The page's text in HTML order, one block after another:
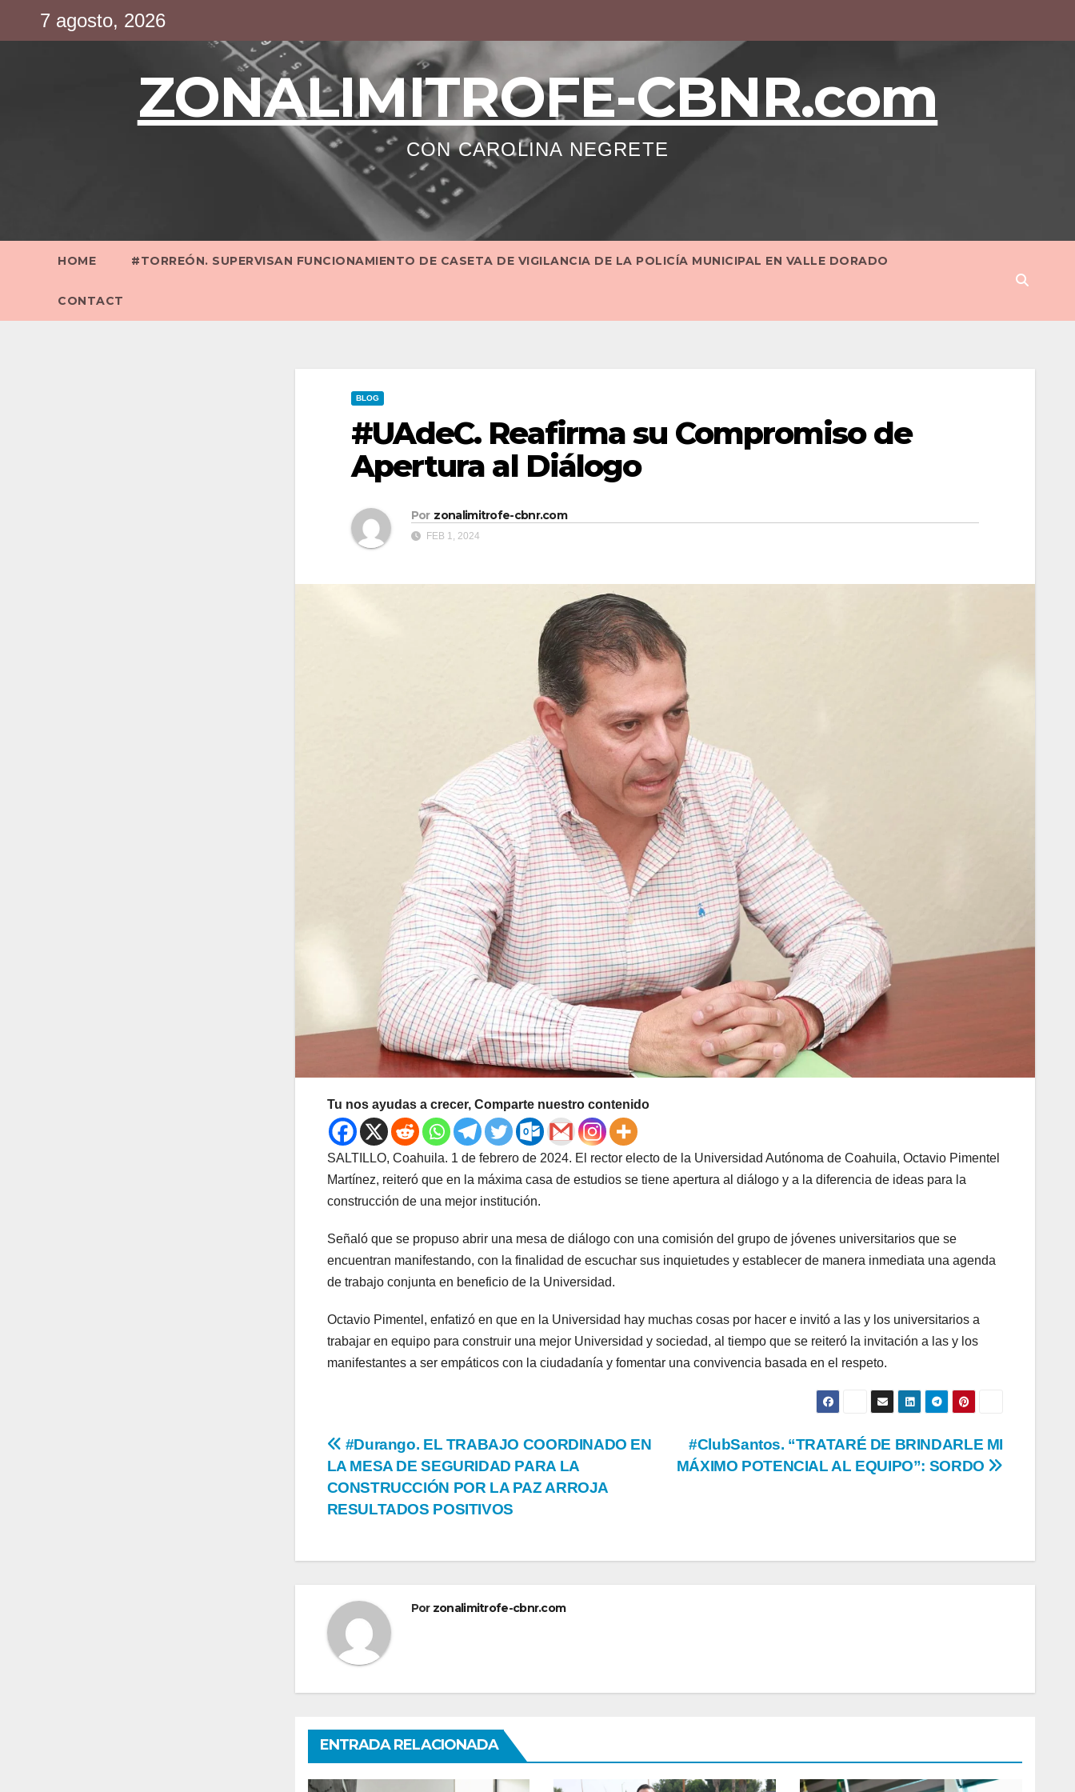
7 agosto, 2026
ZONALIMITROFE-CBNR.com
CON CAROLINA NEGRETE
HOME #TORREÓN. SUPERVISAN FUNCIONAMIENTO DE CASETA DE VIGILANCIA DE LA POLICÍA MUNICIPAL EN VALLE DORADO
CONTACT
BLOG
#UAdeC. Reafirma su Compromiso de
Apertura al Diálogo
Por zonalimitrofe-cbnr.com
FEB 1, 2024
Tu nos ayudas a crecer, Comparte nuestro contenido
SALTILLO, Coahuila. 1 de febrero de 2024. El rector electo de la Universidad Autónoma de Coahuila, Octavio Pimentel
Martínez, reiteró que en la máxima casa de estudios se tiene apertura al diálogo y a la diferencia de ideas para la
construcción de una mejor institución.
Señaló que se propuso abrir una mesa de diálogo con una comisión del grupo de jóvenes universitarios que se
encuentran manifestando, con la finalidad de escuchar sus inquietudes y establecer de manera inmediata una agenda
de trabajo conjunta en beneficio de la Universidad.
Octavio Pimentel, enfatizó en que en la Universidad hay muchas cosas por hacer e invitó a las y los universitarios a
trabajar en equipo para construir una mejor Universidad y sociedad, al tiempo que se reiteró la invitación a las y los
manifestantes a ser empáticos con la ciudadanía y fomentar una convivencia basada en el respeto.
Navegación
de
entradas
#ClubSantos. “TRATARÉ DE BRINDARLE MI
MÁXIMO POTENCIAL AL EQUIPO”: SORDO
#Durango. EL TRABAJO COORDINADO EN
LA MESA DE SEGURIDAD PARA LA
CONSTRUCCIÓN POR LA PAZ ARROJA
RESULTADOS POSITIVOS
Por zonalimitrofe-cbnr.com
ENTRADA RELACIONADA